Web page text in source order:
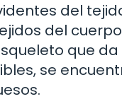
del
del
que
se